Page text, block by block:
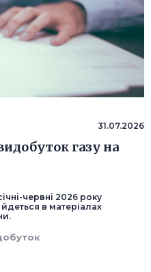
31.07.2026
газу на
червні 2026 року
в матеріалах